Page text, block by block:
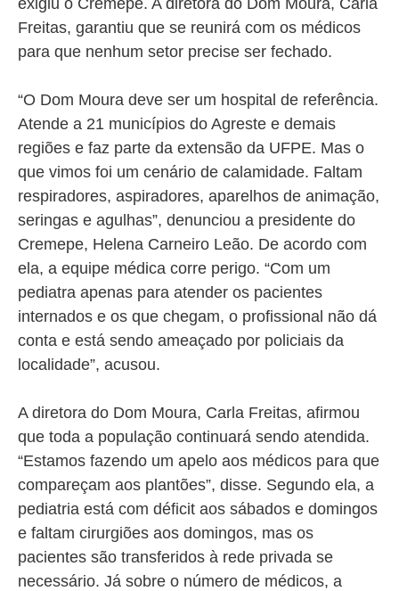
Freitas, garantiu que se reunirá com os médicos
para que nenhum setor precise ser fechado.
“O Dom Moura deve ser um hospital de referência.
Atende a 21 municípios do Agreste e demais
regiões e faz parte da extensão da UFPE. Mas o
que vimos foi um cenário de calamidade. Faltam
respiradores, aspiradores, aparelhos de animação,
seringas e agulhas”, denunciou a presidente do
Cremepe, Helena Carneiro Leão. De acordo com
ela, a equipe médica corre perigo. “Com um
pediatra apenas para atender os pacientes
internados e os que chegam, o profissional não dá
conta e está sendo ameaçado por policiais da
localidade”, acusou.
A diretora do Dom Moura, Carla Freitas, afirmou
que toda a população continuará sendo atendida.
“Estamos fazendo um apelo aos médicos para que
compareçam aos plantões”, disse. Segundo ela, a
pediatria está com déficit aos sábados e domingos
e faltam cirurgiões aos domingos, mas os
pacientes são transferidos à rede privada se
necessário. Já sobre o número de médicos, a